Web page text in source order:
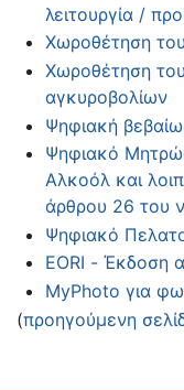
λειτουργία /
Χωροθέτηση
Χωροθέτηση
αγκυροβολίων
Ψηφιακή
Ψηφιακό
Αλκοόλ και
άρθρου 26 του
Ψηφιακό
EORI - Έκδοση
MyPhoto για
(προηγούμενη